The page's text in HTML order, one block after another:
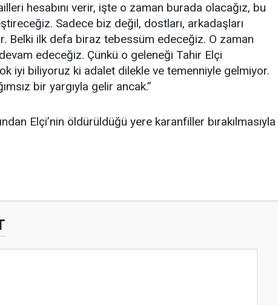
hesabını verir, işte o zaman burada olacağız, bu
Sadece biz değil, dostları, arkadaşları
Belki ilk defa biraz tebessüm edeceğiz. O zaman
edeceğiz. Çünkü o geleneği Tahir Elçi
iyi biliyoruz ki adalet dilekle ve temenniyle gelmiyor.
bir yargıyla gelir ancak.”
Elçi’nin öldürüldüğü yere karanfiller bırakılmasıyla